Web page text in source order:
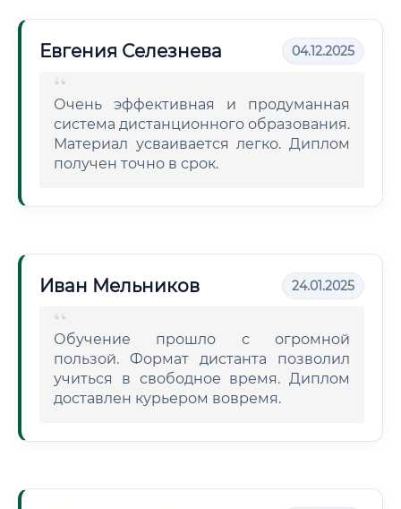
Евгения Селезнева 04.12.2025
Очень эффективная и продуманная
система дистанционного образования.
Материал усваивается легко. Диплом
получен точно в срок.
Иван Мельников 24.01.2025
Обучение прошло с огромной
пользой. Формат дистанта позволил
учиться в свободное время. Диплом
доставлен курьером вовремя.